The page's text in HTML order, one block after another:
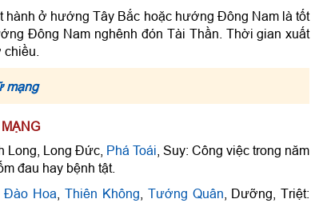
hành ở hướng Tây Bắc hoặc hướng Đông Nam là tốt
Đông Nam nghênh đón Tài Thần. Thời gian xuất
mạng
Long, Long Đức, Phá Toái , Suy: Công việc trong năm
đau hay bệnh tật.
,Đào Hoa ,Thiên Không Tướng Quân , Dưỡng, Triệt: